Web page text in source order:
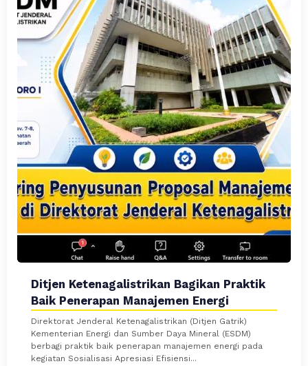
Ditjen Ketenagalistrikan Bagikan Praktik
Baik Penerapan Manajemen Energi
Direktorat Jenderal Ketenagalistrikan (Ditjen Gatrik)
Kementerian Energi dan Sumber Daya Mineral (ESDM)
berbagi praktik baik penerapan manajemen energi pada
kegiatan Sosialisasi Apresiasi Efisiensi...